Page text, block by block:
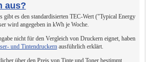
aus?
es den standardisierten TEC-Wert ("Typical Energy
wird angegeben in kWh je Woche.
nicht für den Vergleich von Druckern eignet, haben
und Tintendruckernausführlich erklärt.
über den Preis von Tinte und Toner bestimmt